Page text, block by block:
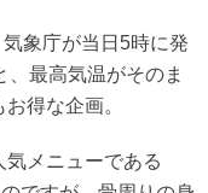
象庁が当日5時に発
最高気温がそのま
得な企画。
メニューである